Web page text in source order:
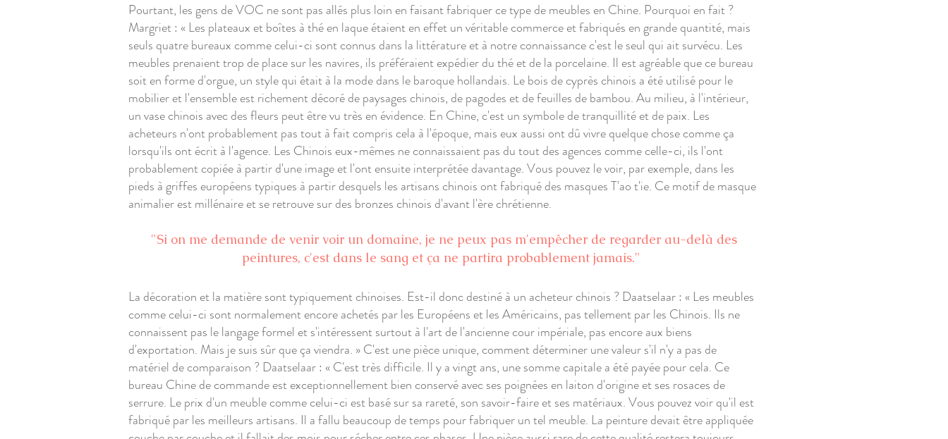
Pourtant, les gens de VOC ne sont pas allés plus loin en faisant fabriquer ce type de meubles en Chine. Pourquoi en fait ?
Margriet : « Les plateaux et boîtes à thé en laque étaient en effet un véritable commerce et fabriqués en grande quantité, mais
seuls quatre bureaux comme celui-ci sont connus dans la littérature et à notre connaissance c'est le seul qui ait survécu. Les
meubles prenaient trop de place sur les navires, ils préféraient expédier du thé et de la porcelaine. Il est agréable que ce bureau
soit en forme d'orgue, un style qui était à la mode dans le baroque hollandais. Le bois de cyprès chinois a été utilisé pour le
mobilier et l'ensemble est richement décoré de paysages chinois, de pagodes et de feuilles de bambou. Au milieu, à l'intérieur,
un vase chinois avec des fleurs peut être vu très en évidence. En Chine, c'est un symbole de tranquillité et de paix. Les
acheteurs n'ont probablement pas tout à fait compris cela à l'époque, mais eux aussi ont dû vivre quelque chose comme ça
lorsqu'ils ont écrit à l'agence. Les Chinois eux-mêmes ne connaissaient pas du tout des agences comme celle-ci, ils l'ont
probablement copiée à partir d'une image et l'ont ensuite interprétée davantage. Vous pouvez le voir, par exemple, dans les
pieds à griffes européens typiques à partir desquels les artisans chinois ont fabriqué des masques T'ao t'ie. Ce motif de masque
animalier est millénaire et se retrouve sur des bronzes chinois d'avant l'ère chrétienne.
"Si on me demande de venir voir un domaine, je ne peux pas m'empêcher de regarder au-delà des
peintures, c'est dans le sang et ça ne partira probablement jamais."
La décoration et la matière sont typiquement chinoises. Est-il donc destiné à un acheteur chinois ? Daatselaar : « Les meubles
comme celui-ci sont normalement encore achetés par les Européens et les Américains, pas tellement par les Chinois. Ils ne
connaissent pas le langage formel et s'intéressent surtout à l'art de l'ancienne cour impériale, pas encore aux biens
d'exportation. Mais je suis sûr que ça viendra. » C'est une pièce unique, comment déterminer une valeur s'il n'y a pas de
matériel de comparaison ? Daatselaar : « C'est très difficile. Il y a vingt ans, une somme capitale a été payée pour cela. Ce
bureau Chine de commande est exceptionnellement bien conservé avec ses poignées en laiton d'origine et ses rosaces de
serrure. Le prix d'un meuble comme celui-ci est basé sur sa rareté, son savoir-faire et ses matériaux. Vous pouvez voir qu'il est
fabriqué par les meilleurs artisans. Il a fallu beaucoup de temps pour fabriquer un tel meuble. La peinture devait être appliquée